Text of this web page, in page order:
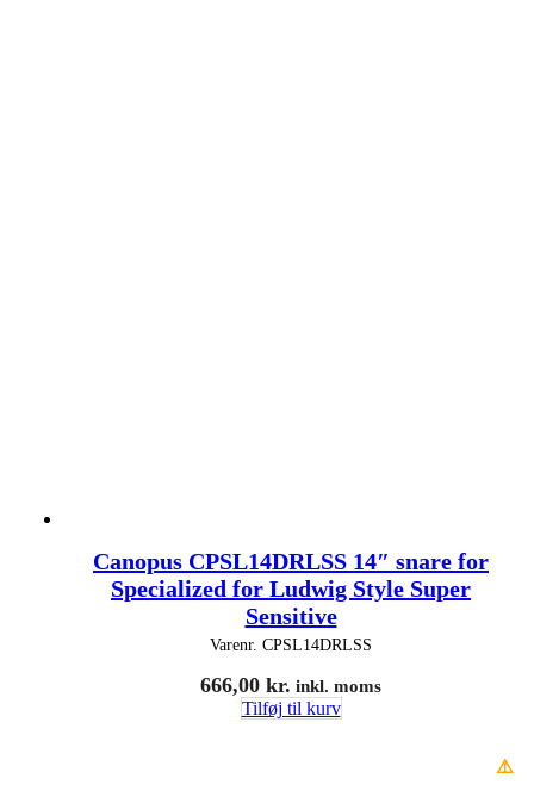
Canopus CPSL14DRLSS 14″ snare for
Specialized for Ludwig Style Super
Sensitive
Varenr. CPSL14DRLSS
666,00 kr. inkl. moms
Tilføj til kurv
⚠️